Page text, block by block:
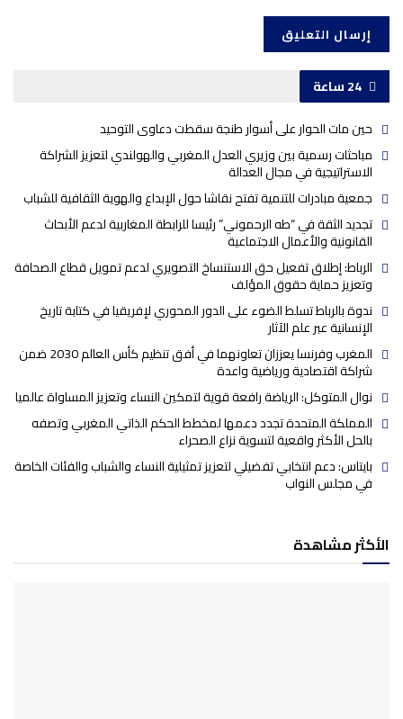
24 ساعة
حين مات الحوار على أسوار طنجة سقطت دعاوى التوحيد
مباحثات رسمية بين وزيري العدل المغربي والهولندي لتعزيز الشراكة
الاستراتيجية في مجال العدالة
جمعية مبادرات للتنمية تفتح نقاشا حول الإبداع والهوية الثقافية للشباب
تجديد الثقة في “طه الرحموني” رئيسا للرابطة المغاربية لدعم الأبحاث
القانونية والأعمال الاجتماعية
الرباط: إطلاق تفعيل حق الاستنساخ التصويري لدعم تمويل قطاع الصحافة
وتعزيز حماية حقوق المؤلف
ندوة بالرباط تسلط الضوء على الدور المحوري لإفريقيا في كتابة تاريخ
الإنسانية عبر علم الآثار
المغرب وفرنسا يعززان تعاونهما في أفق تنظيم كأس العالم 2030 ضمن
شراكة اقتصادية ورياضية واعدة
نوال المتوكل: الرياضة رافعة قوية لتمكين النساء وتعزيز المساواة عالميا
المملكة المتحدة تجدد دعمها لمخطط الحكم الذاتي المغربي وتصفه
بالحل الأكثر واقعية لتسوية نزاع الصحراء
بايتاس: دعم انتخابي تفضيلي لتعزيز تمثيلية النساء والشباب والفئات الخاصة
في مجلس النواب
الأكثر مشاهدة